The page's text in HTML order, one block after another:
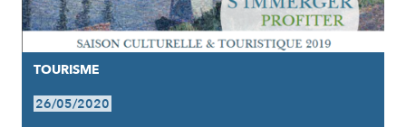
TOURISME
26/05/2020